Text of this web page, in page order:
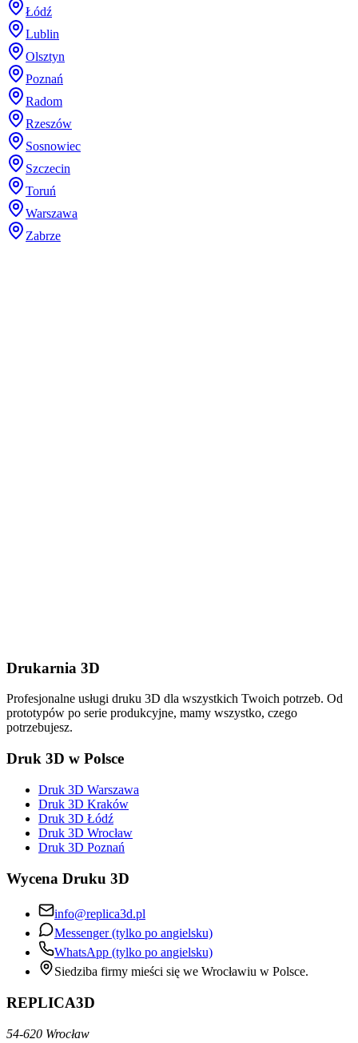
Łódź
Lublin
Olsztyn
Poznań
Radom
Rzeszów
Sosnowiec
Szczecin
Toruń
Warszawa
Zabrze
Drukarnia 3D
Profesjonalne usługi druku 3D dla wszystkich Twoich potrzeb. Od
prototypów po serie produkcyjne, mamy wszystko, czego
potrzebujesz.
Druk 3D w Polsce
Druk 3D Warszawa
Druk 3D Kraków
Druk 3D Łódź
Druk 3D Wrocław
Druk 3D Poznań
Wycena Druku 3D
info@replica3d.pl
Messenger (tylko po angielsku)
WhatsApp (tylko po angielsku)
Siedziba firmy mieści się we Wrocławiu w Polsce.
REPLICA3D
54-620 Wrocław